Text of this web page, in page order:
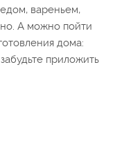
вареньем,
А можно пойти
дома:
приложить